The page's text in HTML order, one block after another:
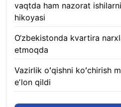
vaqtda ham nazorat
hikoyasi
O‘zbekistonda kvartira
etmoqda
Vazirlik oʻqishni koʻchirish
eʼlon qildi